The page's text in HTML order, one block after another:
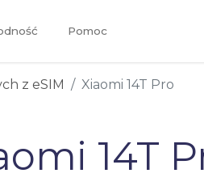
Pomoc
z eSIM Xiaomi 14T Pro
14T